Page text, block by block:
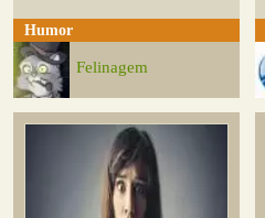
Humor
Felinagem